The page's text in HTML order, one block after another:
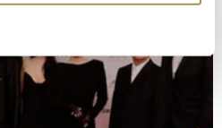
einige Meter genau sein
(Fingerprinting) identifizieren
wie Ihre persönlichen Daten
Sie Ihre Präferenzen im